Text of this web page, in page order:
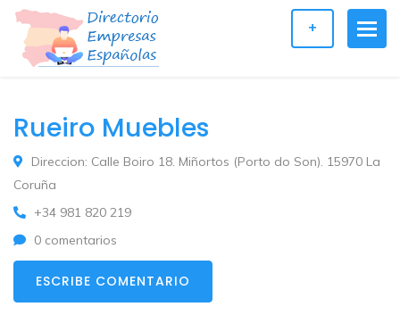
+
Rueiro Muebles
Direccion: Calle Boiro 18. Miñortos (Porto do Son). 15970 La
Coruña
+34 981 820 219
0 comentarios
ESCRIBE COMENTARIO